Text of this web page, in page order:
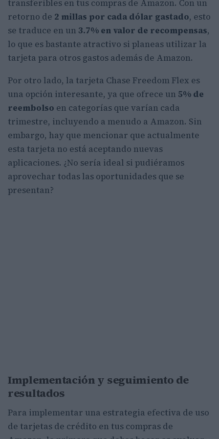
transferibles en tus compras de Amazon. Con un
retorno de 2 millas por cada dólar gastado, esto
se traduce en un 3.7% en valor de recompensas,
lo que es bastante atractivo si planeas utilizar la
tarjeta para otros gastos además de Amazon.
Por otro lado, la tarjeta Chase Freedom Flex es
una opción interesante, ya que ofrece un 5% de
reembolso en categorías que varían cada
trimestre, incluyendo a menudo a Amazon. Sin
embargo, hay que mencionar que actualmente
esta tarjeta no está aceptando nuevas
aplicaciones. ¿No sería ideal si pudiéramos
aprovechar todas las oportunidades que se
presentan?
Implementación y seguimiento de
resultados
Para implementar una estrategia efectiva de uso
de tarjetas de crédito en tus compras de